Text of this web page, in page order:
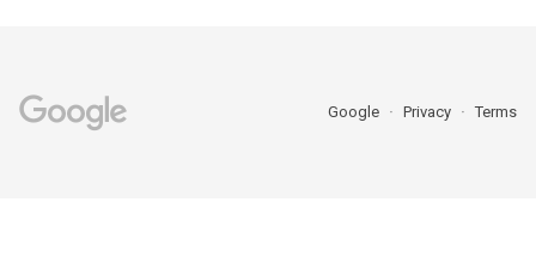
Google Privacy Terms